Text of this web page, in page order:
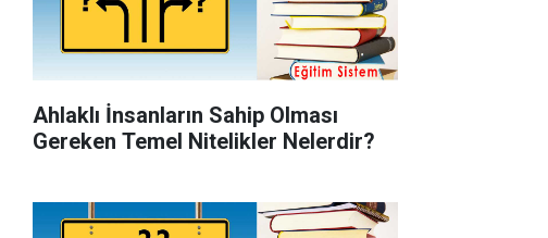
Ahlaklı İnsanların Sahip Olması
Gereken Temel Nitelikler Nelerdir?